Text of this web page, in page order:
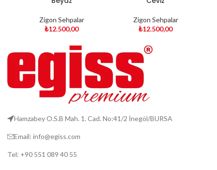
Zigon Sehpalar
₺12.500,00
Zigon Sehpalar
₺12.500,00
Hamzabey O.S.B Mah. 1. Cad. No:41/2 İnegöl/BURSA
Email: info@egiss.com
Tel: +90 551 089 40 55